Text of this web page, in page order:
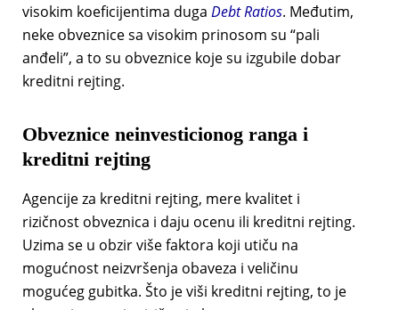
visokim koeficijentima duga Debt Ratios. Međutim,
neke obveznice sa visokim prinosom su “pali
anđeli”, a to su obveznice koje su izgubile dobar
kreditni rejting.
Obveznice neinvesticionog ranga i
kreditni rejting
Agencije za kreditni rejting, mere kvalitet i
rizičnost obveznica i daju ocenu ili kreditni rejting.
Uzima se u obzir više faktora koji utiču na
mogućnost neizvršenja obaveza i veličinu
mogućeg gubitka. Što je viši kreditni rejting, to je